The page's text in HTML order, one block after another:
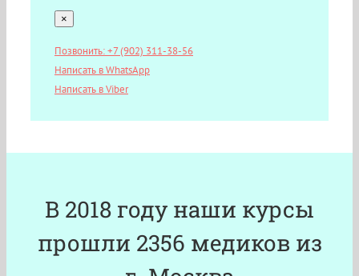
×
Позвонить: +7 (902) 311-38-56
Написать в WhatsApp
Написать в Viber
В 2018 году наши курсы
прошли 2356 медиков из